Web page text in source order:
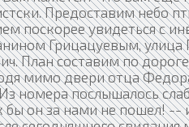
Предоставим небо
поскорее увидеться с
Грицацуевым, улица
План составим по
мимо двери отца
номера послышалось
он за нами не пошел! --